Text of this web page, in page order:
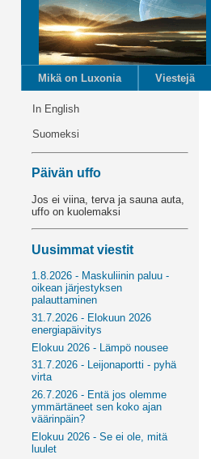
Mikä on Luxonia Viestejä
In English
Suomeksi
Päivän uffo
Jos ei viina, terva ja sauna auta,
uffo on kuolemaksi
Uusimmat viestit
1.8.2026 - Maskuliinin paluu -
oikean järjestyksen
palauttaminen
31.7.2026 - Elokuun 2026
energiapäivitys
Elokuu 2026 - Lämpö nousee
31.7.2026 - Leijonaportti - pyhä
virta
26.7.2026 - Entä jos olemme
ymmärtäneet sen koko ajan
väärinpäin?
Elokuu 2026 - Se ei ole, mitä
luulet